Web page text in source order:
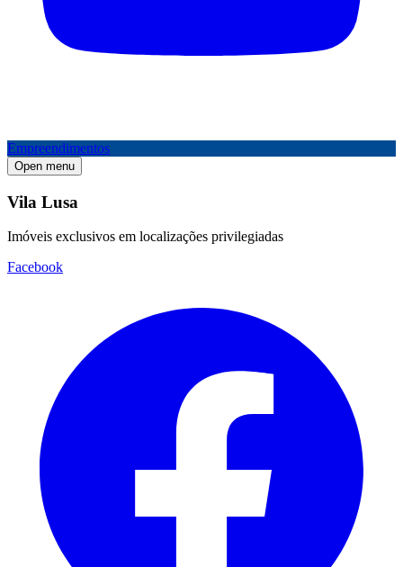
Empreendimentos
Open menu
Vila Lusa
Imóveis exclusivos em localizações privilegiadas
Facebook